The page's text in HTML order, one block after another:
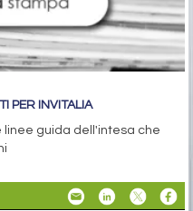
PER INVITALIA
linee guida dell'intesa che